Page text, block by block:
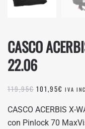
CASCO
22.06
119,95€ EL
ORIGINAL
ERA:
119,95€.
101,95€ EL
ES:
IVA
CASCO ACERBIS X-
con Pinlock 70